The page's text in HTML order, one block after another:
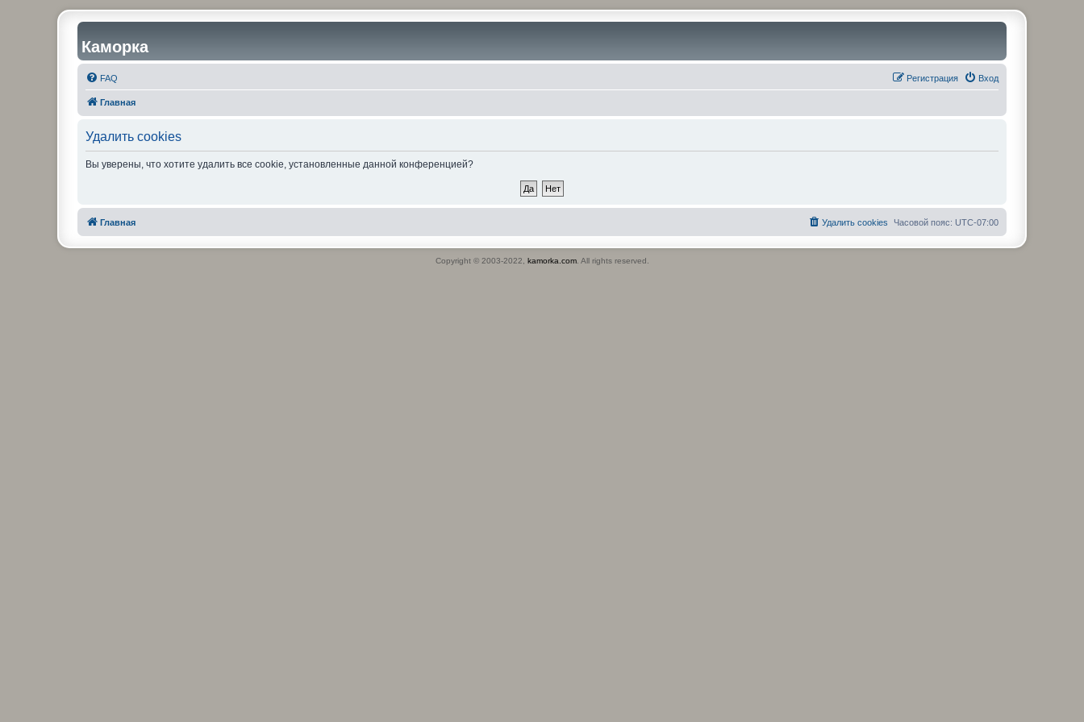
Каморка
FAQ Вход
Регистрация
Главная
Удалить cookies
Вы уверены, что хотите удалить все cookie, установленные данной конференцией?
Главная Часовой пояс: UTC-07:00
Удалить cookies
Copyright © 2003-2022, kamorka.com. All rights reserved.